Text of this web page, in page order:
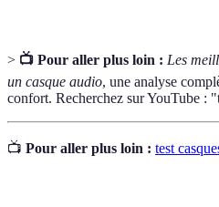
> 📺 Pour aller plus loin : Les
un casque audio, une analyse
confort. Recherchez sur YouTube :
📺 Pour aller plus loin : test